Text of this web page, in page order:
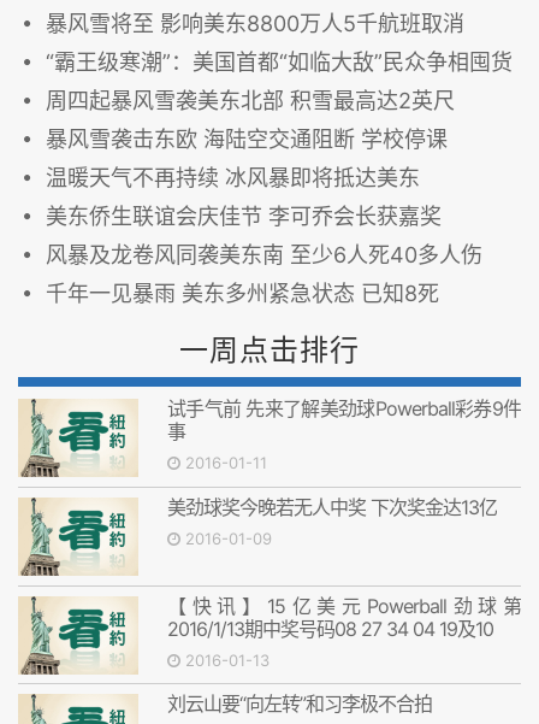
暴风雪将至 影响美东8800万人5千航班取消
“霸王级寒潮”：美国首都“如临大敌”民众争相囤货
周四起暴风雪袭美东北部 积雪最高达2英尺
暴风雪袭击东欧 海陆空交通阻断 学校停课
温暖天气不再持续 冰风暴即将抵达美东
美东侨生联谊会庆佳节 李可乔会长获嘉奖
风暴及龙卷风同袭美东南 至少6人死40多人伤
千年一见暴雨 美东多州紧急状态 已知8死
一周点击排行
试手气前 先来了解美劲球Powerball彩券9件
事
2016-01-11
美劲球奖今晚若无人中奖 下次奖金达13亿
2016-01-09
【快讯】15亿美元Powerball劲球第
2016/1/13期中奖号码08 27 34 04 19及10
2016-01-13
刘云山要“向左转”和习李极不合拍